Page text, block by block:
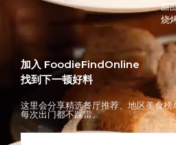
甜
烧
加入 FoodieFindOnline
找到下一顿好料
这里会分享精选餐厅推荐、地区美食榜
每次出门都不踩雷。